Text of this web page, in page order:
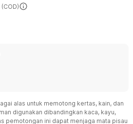
alas untuk memotong kertas, kain, dan
digunakan dibandingkan kaca, kayu,
pemotongan ini dapat menjaga mata pisau